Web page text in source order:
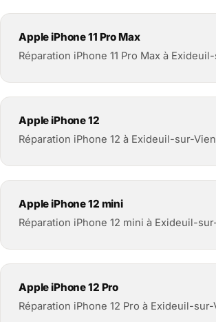
Apple iPhone 11 Pro Max
Réparation iPhone 11 Pro Max à
Apple iPhone 12
Réparation iPhone 12 à Exideuil-sur-
Apple iPhone 12 mini
Réparation iPhone 12 mini à Exideuil-
Apple iPhone 12 Pro
Réparation iPhone 12 Pro à Exideuil-